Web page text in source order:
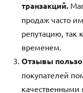
транзакций.
продаж часто
репутацию, так
временем.
Отзывы
покупателей
качественными